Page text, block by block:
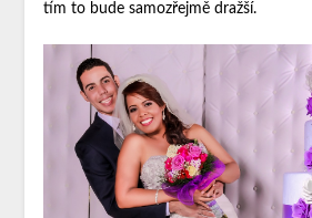
tím to bude samozřejmě dražší.